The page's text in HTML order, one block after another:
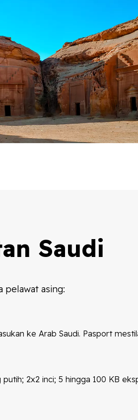
Saudi
pelawat asing:
ke Arab Saudi. Pasport
2x2 inci; 5 hingga 100 KB